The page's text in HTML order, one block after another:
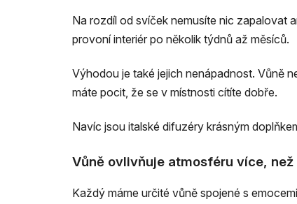
Na rozdíl od svíček nemusíte nic zapalovat
provoní interiér po několik týdnů až měsíců.
Výhodou je také jejich nenápadnost. Vůně
máte pocit, že se v místnosti cítíte dobře.
Navíc jsou italské difuzéry krásným
Vůně ovlivňuje atmosféru více,
Každý máme určité vůně spojené s